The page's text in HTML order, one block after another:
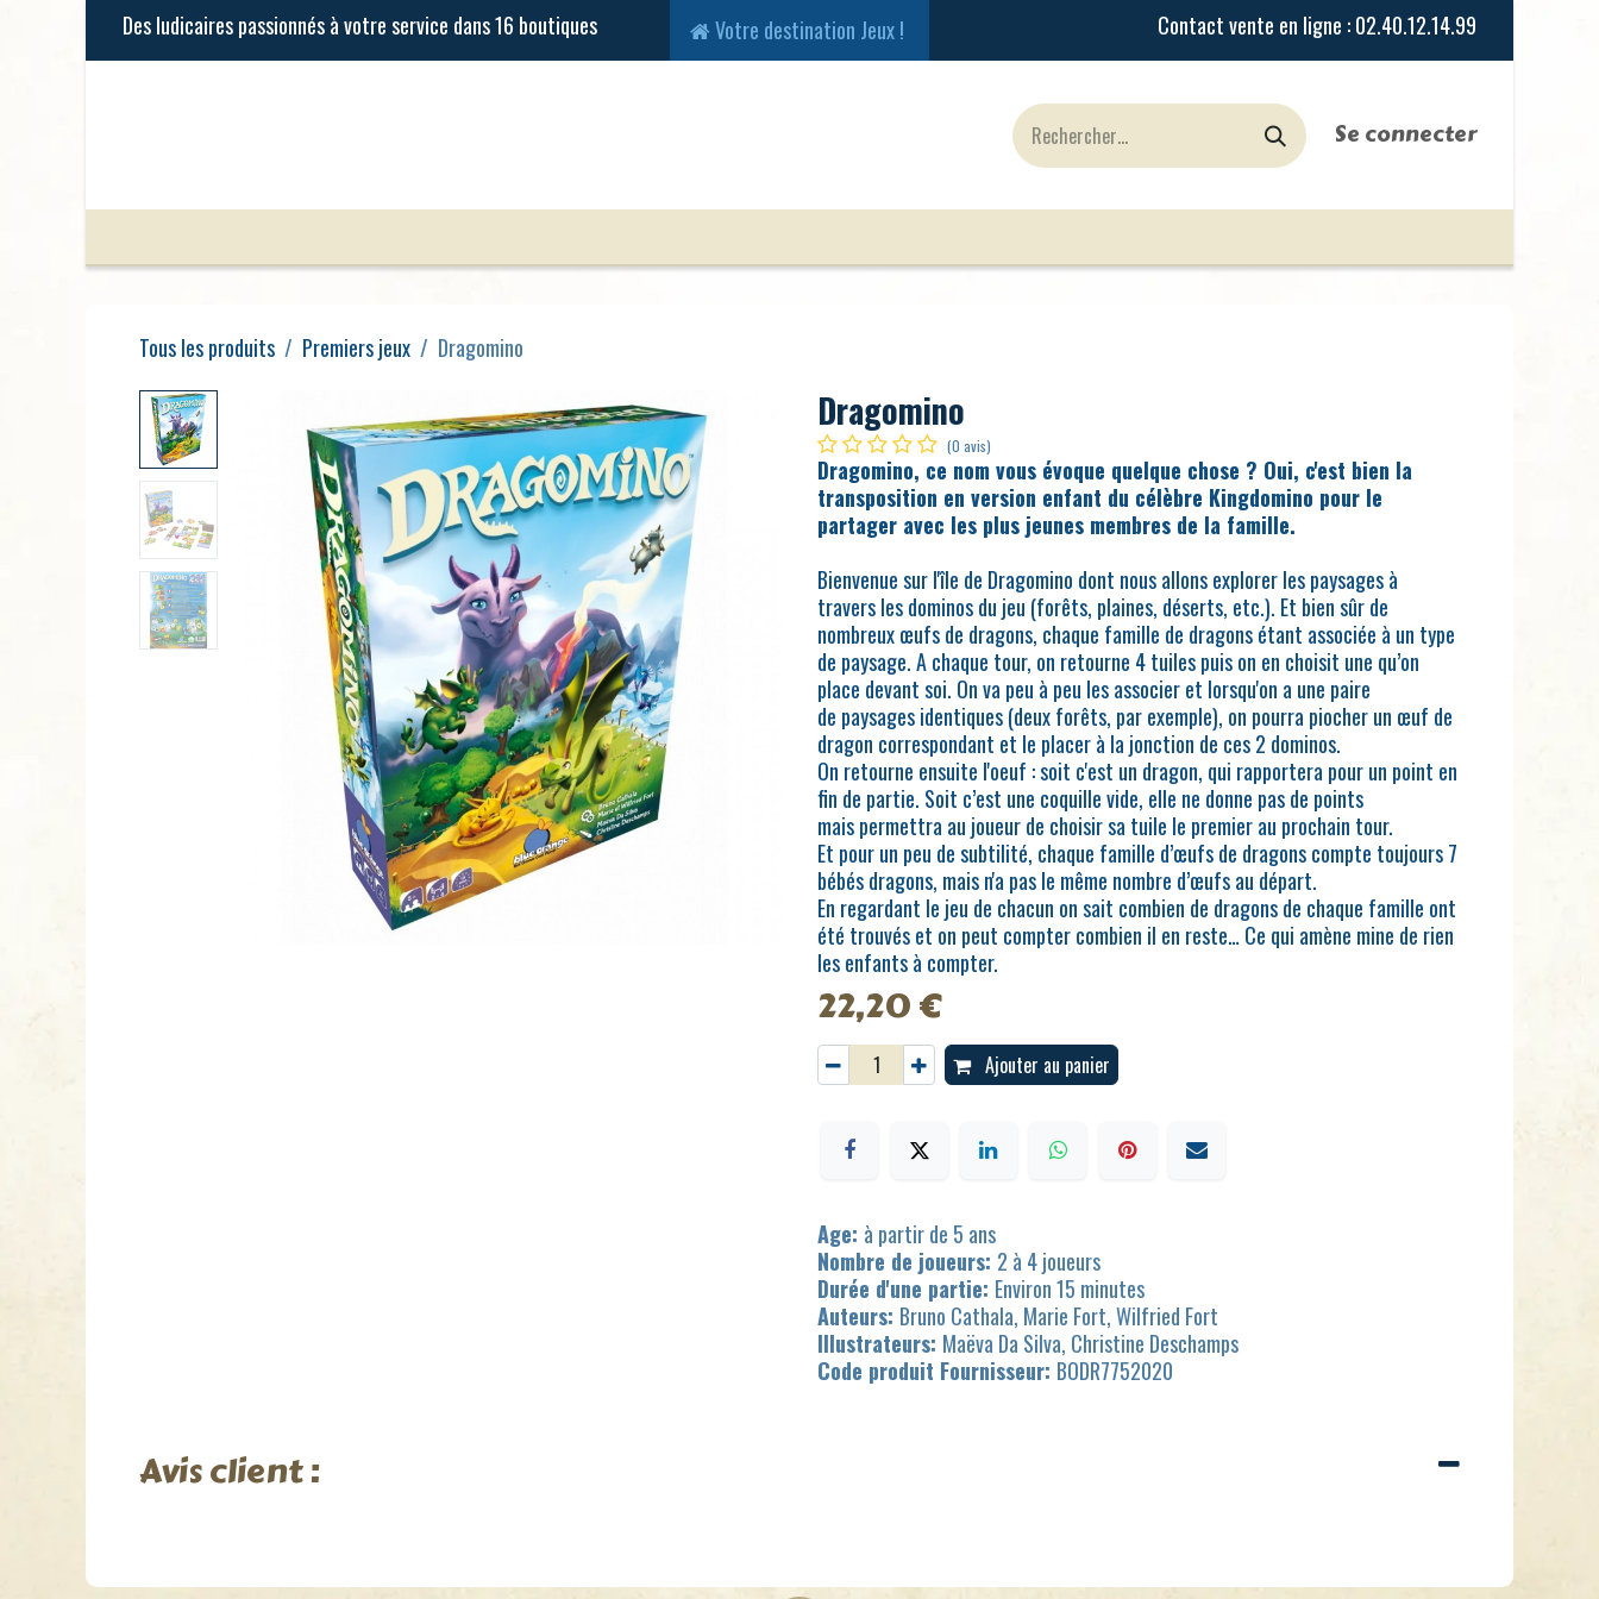
Se rendre au contenu
Votre destination Jeux !
Se connecter
Tous les produits Premiers jeux Dragomino
Dragomino
(0 avis)
Dragomino, ce nom vous évoque quelque chose ? Oui, c'est bien la
transposition en version enfant du célèbre Kingdomino pour le
partager avec les plus jeunes membres de la famille.
Bienvenue sur l'île de Dragomino dont nous allons explorer les paysages à
travers les dominos du jeu (forêts, plaines, déserts, etc.). Et bien sûr de
nombreux œufs de dragons, chaque famille de dragons étant associée à un type
de paysage. A chaque tour, on retourne 4 tuiles puis on en choisit une qu’on
place devant soi. On va peu à peu les associer et lorsqu'on a une paire
de paysages identiques (deux forêts, par exemple), on pourra piocher un œuf de
dragon correspondant et le placer à la jonction de ces 2 dominos.
On retourne ensuite l'oeuf : soit c'est un dragon, qui rapportera pour un point en
fin de partie. Soit c’est une coquille vide, elle ne donne pas de points
mais permettra au joueur de choisir sa tuile le premier au prochain tour.
Et pour un peu de subtilité, chaque famille d’œufs de dragons compte toujours 7
bébés dragons, mais n'a pas le même nombre d’œufs au départ.
En regardant le jeu de chacun on sait combien de dragons de chaque famille ont
été trouvés et on peut compter combien il en reste… Ce qui amène mine de rien
les enfants à compter.
22,20€
Ajouter au panier
Age: à partir de 5 ans
Nombre de joueurs: 2 à 4 joueurs
Durée d'une partie: Environ 15 minutes
Auteurs: Bruno Cathala, Marie Fort, Wilfried Fort
Illustrateurs: Maëva Da Silva, Christine Deschamps
Code produit Fournisseur: BODR7752020
Avis client :